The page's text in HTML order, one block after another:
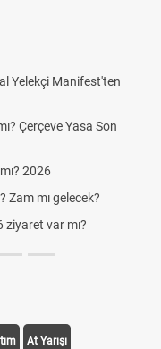
Yelekçi Manifest'ten
Çerçeve Yasa Son
2026
Zam mı gelecek?
ziyaret var mı?
At Yarışı